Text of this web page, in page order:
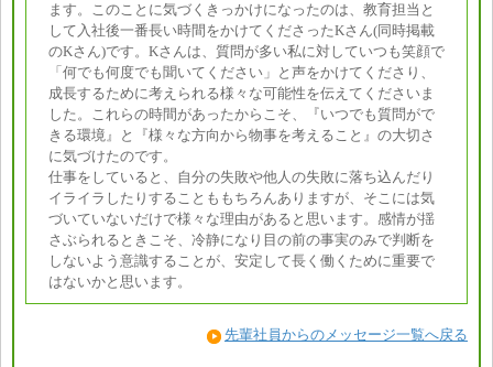
ます。このことに気づくきっかけになったのは、教育担当と
して入社後一番長い時間をかけてくださったKさん(同時掲載
のKさん)です。Kさんは、質問が多い私に対していつも笑顔で
「何でも何度でも聞いてください」と声をかけてくださり、
成長するために考えられる様々な可能性を伝えてくださいま
した。これらの時間があったからこそ、『いつでも質問がで
きる環境』と『様々な方向から物事を考えること』の大切さ
に気づけたのです。
仕事をしていると、自分の失敗や他人の失敗に落ち込んだり
イライラしたりすることももちろんありますが、そこには気
づいていないだけで様々な理由があると思います。感情が揺
さぶられるときこそ、冷静になり目の前の事実のみで判断を
しないよう意識することが、安定して長く働くために重要で
はないかと思います。
先輩社員からのメッセージ一覧へ戻る